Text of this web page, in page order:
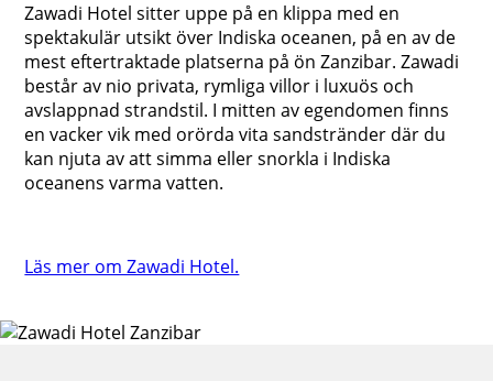
Zawadi Hotel sitter uppe på en klippa med en
spektakulär utsikt över Indiska oceanen, på en av de
mest eftertraktade platserna på ön Zanzibar. Zawadi
består av nio privata, rymliga villor i luxuös och
avslappnad strandstil. I mitten av egendomen finns
en vacker vik med orörda vita sandstränder där du
kan njuta av att simma eller snorkla i Indiska
oceanens varma vatten.
Läs mer om Zawadi Hotel.